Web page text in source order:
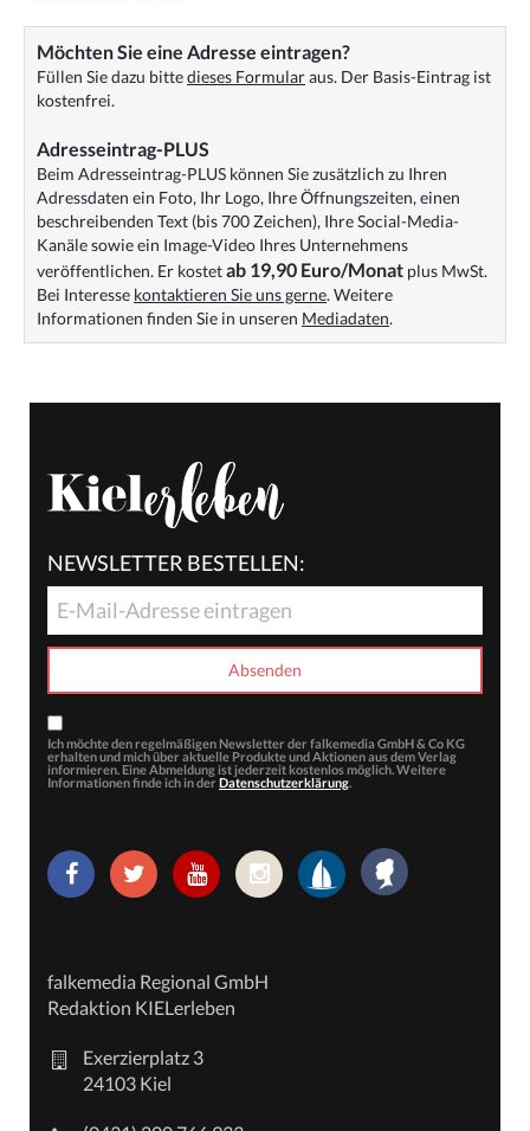
Möchten Sie eine Adresse eintragen?
Füllen Sie dazu bittedieses Formularaus. Der Basis-Eintrag ist
kostenfrei.
Adresseintrag-PLUS
Beim Adresseintrag-PLUS können Sie zusätzlich zu Ihren
Adressdaten ein Foto, Ihr Logo, Ihre Öffnungszeiten, einen
beschreibenden Text (bis 700 Zeichen), Ihre Social-Media-
Kanäle sowie ein Image-Video Ihres Unternehmens
veröffentlichen. Er kostetab 19,90 Euro/Monat plus MwSt.
Bei Interesse kontaktieren Sie uns gerne. Weitere
Informationen finden Sie in unseren Mediadaten.
NEWSLETTER BESTELLEN:
Ich möchte den regelmäßigen Newsletter der falkemedia GmbH & Co KG
erhalten und mich über aktuelle Produkte und Aktionen aus dem Verlag
informieren. Eine Abmeldung ist jederzeit kostenlos möglich. Weitere
Informationen finde ich in der Datenschutzerklärung.
falkemedia Regional GmbH
Redaktion KIELerleben
Exerzierplatz 3
24103 Kiel